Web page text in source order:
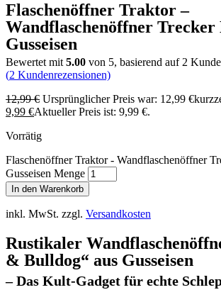
Flaschenöffner Traktor –
Wandflaschenöffner Trecker
Gusseisen
Bewertet mit 5.00 von 5, basierend auf 2
(2 Kundenrezensionen)
12,99€ Ursprünglicher Preis war: 12,99 €
9,99 €Aktueller Preis ist: 9,99 €.
Vorrätig
Flaschenöffner Traktor - Wandflaschenöffner
Gusseisen Menge
In den Warenkorb
inkl. MwSt. zzgl. Versandkosten
Rustikaler
& Bulldog“ aus Gusseisen
– Das Kult-Gadget für echte